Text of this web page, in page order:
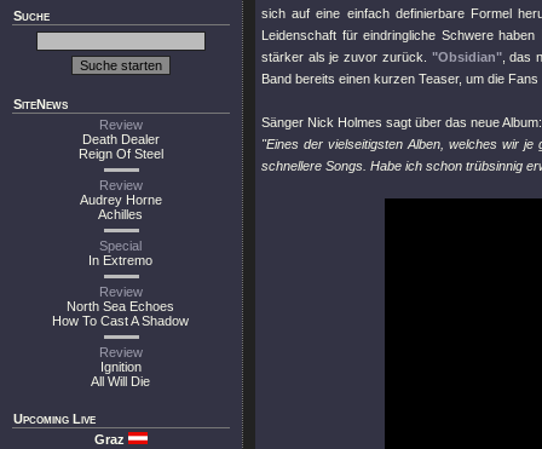
Suche
SiteNews
Review
Death Dealer
Reign Of Steel
Review
Audrey Horne
Achilles
Special
In Extremo
Review
North Sea Echoes
How To Cast A Shadow
Review
Ignition
All Will Die
Upcoming Live
Graz
sich auf eine einfach definierbare Formel
Leidenschaft für eindringliche Schwere haben
stärker als je zuvor zurück. "Obsidian", das
Band bereits einen kurzen Teaser, um die
Sänger Nick Holmes sagt über das neue Album:
"Eines der vielseitigsten Alben, welches wir
schnellere Songs. Habe ich schon trübsinnig